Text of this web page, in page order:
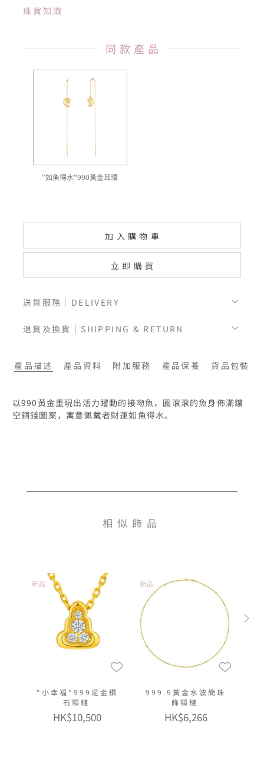
珠寶知識
同款產品
"如魚得水"990黃金耳環
加入購物車
立即購買
送貨服務｜DELIVERY
退貨及換貨｜SHIPPING & RETURN
產品描述 產品資料 附加服務 產品保養 貨品包裝
以990黃金重現出活力躍動的接吻魚，圓滾滾的魚身佈滿鏤
空銅錢圖案，寓意佩戴者財運如魚得水。
相似飾品
新品
"小幸福"999足金鑽
石頸鏈
HK$10,500
新品
999.9黃金水波簡珠
飾頸鏈
HK$6,266